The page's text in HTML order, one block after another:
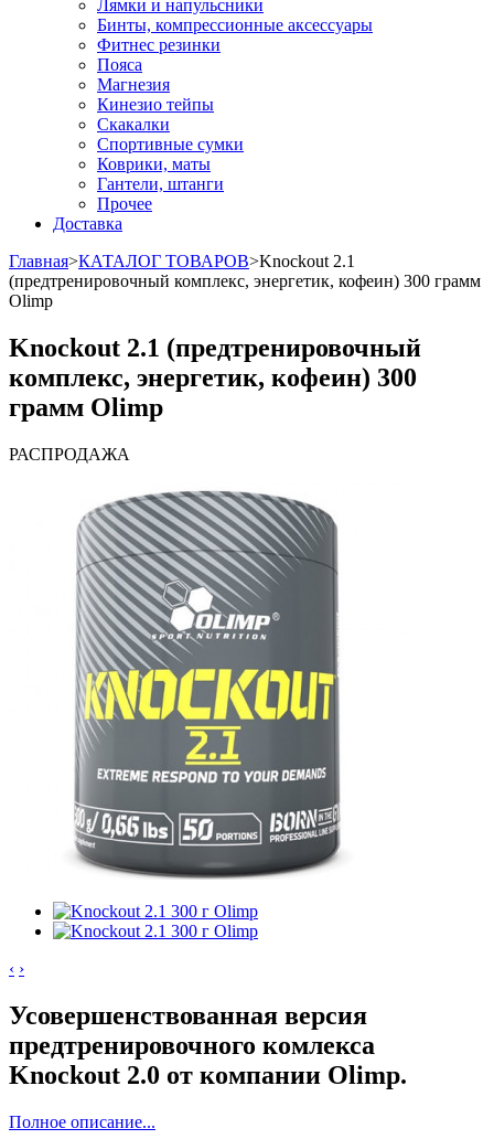
Лямки и напульсники
Бинты, компрессионные аксессуары
Фитнес резинки
Пояса
Магнезия
Кинезио тейпы
Скакалки
Спортивные сумки
Коврики, маты
Гантели, штанги
Прочее
Доставка
Главная>КАТАЛОГ ТОВАРОВ>Knockout 2.1
(предтренировочный комплекс, энергетик, кофеин) 300 грамм
Olimp
Knockout 2.1 (предтренировочный
комплекс, энергетик, кофеин) 300
грамм Olimp
РАСПРОДАЖА
‹ ›
Усовершенствованная версия
предтренировочного комлекса
Knockout 2.0 от компании Olimp.
Полное описание...